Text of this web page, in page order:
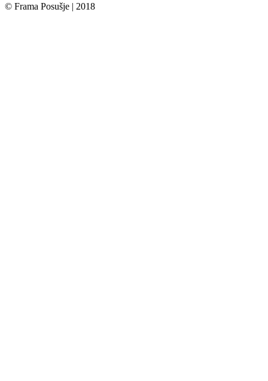
© Frama Posušje | 2018